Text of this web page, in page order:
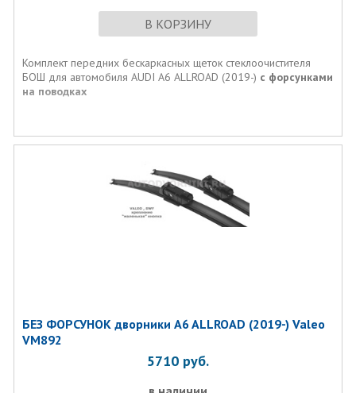
В КОРЗИНУ
Комплект передних бескаркасных щеток стеклоочистителя
БОШ для автомобиля AUDI A6 ALLROAD (2019-) c форсунками
на поводках
БЕЗ ФОРСУНОК дворники A6 ALLROAD (2019-) Valeo
VM892
5710 руб.